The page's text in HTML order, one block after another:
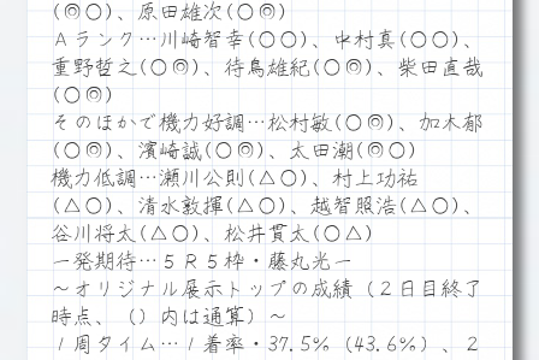
(◎○)、原田雄次(○◎)
Ａランク…川崎智幸(○○)、中村真(○○)、
重野哲之(○◎)、待鳥雄紀(○◎)、柴田直哉
(○◎)
そのほかで機力好調…松村敏(○◎)、加木郁
(○◎)、濱崎誠(○◎)、太田潮(◎○)
機力低調…瀬川公則(△○)、村上功祐
(△○)、清水敦揮(△○)、越智照浩(△○)、
谷川将太(△○)、松井貫太(○△)
一発期待…５Ｒ５枠・藤丸光一
～オリジナル展示トップの成績（２日目終了
時点、（）内は通算）～
１周タイム…１着率・37.5％（43.6％）、２